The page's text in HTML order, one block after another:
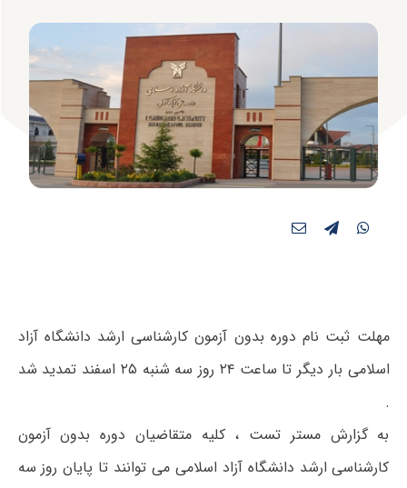
مهلت ثبت نام دوره بدون آزمون کارشناسی ارشد دانشگاه آزاد
اسلامی بار دیگر تا ساعت ۲۴ روز سه شنبه ۲۵ اسفند تمدید شد
.
به گزارش مستر تست ، کلیه متقاضیان دوره بدون آزمون
کارشناسی ارشد دانشگاه آزاد اسلامی می توانند تا پایان روز سه